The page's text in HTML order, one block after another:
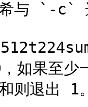
希与 `-c`
如果至少
则退出 1